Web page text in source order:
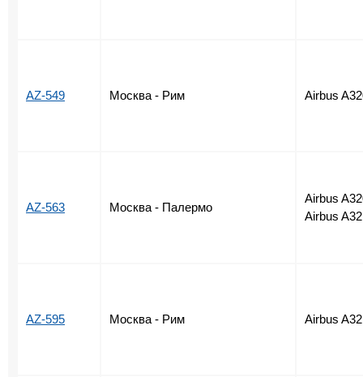
AZ-549 Москва - Рим Airbus
AZ-563 Москва - Палермо
Airbus
Airbus
AZ-595 Москва - Рим Airbus